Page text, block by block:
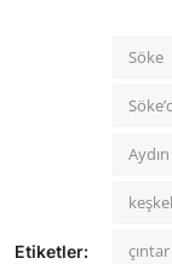
Etiketler:
Söke